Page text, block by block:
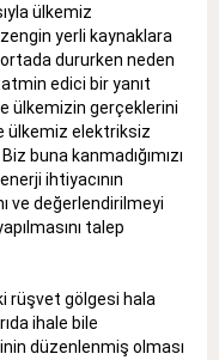
ülkemiz
yerli kaynaklara
dururken neden
edici bir yanıt
ülkemizin gerçeklerini
ülkemiz elektriksiz
buna kanmadığımızı
ihtiyacının
ve değerlendirilmeyi
talep
rüşvet gölgesi hala
ihale bile
düzenlenmiş olması